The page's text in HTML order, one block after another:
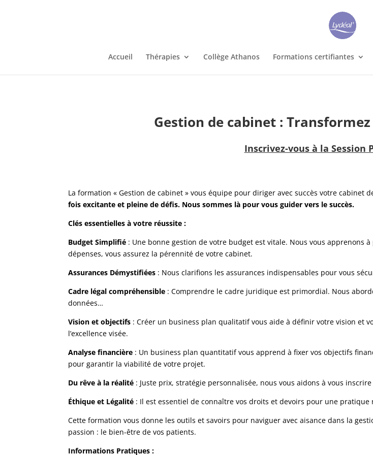
Accueil Thérapies Collège Athanos Formations certifiantes
Gestion de cabinet :
Inscrivez-vous à la Session
La formation « Gestion de cabinet » vous équipe pour diriger avec succès votre cabinet
fois excitante et pleine de défis. Nous sommes là pour vous guider vers le succès.
Clés essentielles à votre réussite :
Budget Simplifié : Une bonne gestion de votre budget est vitale. Nous vous apprenons
dépenses, vous assurez la pérennité de votre cabinet.
Assurances Démystifiées : Nous clarifions les assurances indispensables pour vous
Cadre légal compréhensible : Comprendre le cadre juridique est primordial. Nous
données…
Vision et objectifs : Créer un business plan qualitatif vous aide à définir votre vision et
l’excellence visée.
Analyse financière : Un business plan quantitatif vous apprend à fixer vos objectifs
pour garantir la viabilité de votre projet.
Du rêve à la réalité : Juste prix, stratégie personnalisée, nous vous aidons à vous
Éthique et Légalité : Il est essentiel de connaître vos droits et devoirs pour une pratique
Cette formation vous donne les outils et savoirs pour naviguer avec aisance dans la
passion : le bien-être de vos patients.
Informations Pratiques :